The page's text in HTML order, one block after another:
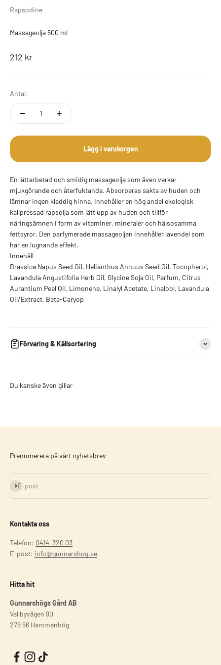
Rapsodine
Massageolja 500 ml
REA-pris
212 kr
Antal:
Lägg i varukorgen
En lättarbetad och smidig massageolja som även verkar
mjukgörande och återfuktande. Absorberas sakta av huden och
lämnar ingen kladdig hinna. Innehåller en hög andel ekologisk
kallpressad rapsolja som lätt upp av huden och tillför
näringsämnen i form av vitaminer, mineraler och hälsosamma
fettsyror. Den parfymerade massageoljan innehåller lavendel som
har en lugnande effekt.
Innehåll
Brassica Napus Seed Oil, Helianthus Annuus Seed Oil, Tocopherol,
Lavandula Angustifolia Herb Oil, Glycine Soja Oil, Parfum, Citrus
Aurantium Peel Oil, Limonene, Linalyl Acetate, Linalool, Lavandula
Oil/Extract, Beta-Caryop
Förvaring & Källsortering
Du kanske även gillar
Prenumerera på vårt nyhetsbrev
E-post
Prenumerera
Kontakta oss
Telefon: 0414-320 03
E-post: info@gunnarshog.se
Hitta hit
Gunnarshögs Gård AB
Vallbyvägen 90
276 56 Hammenhög